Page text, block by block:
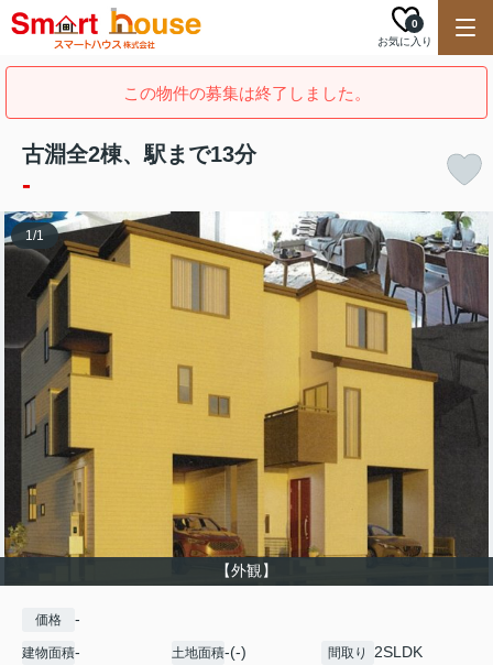
お気に入り
0
この物件の募集は終了しました。
古淵全2棟、駅まで13分
-
【外観】
1/1
価格 -
建物面積- 土地面積-(-) 間取り 2SLDK